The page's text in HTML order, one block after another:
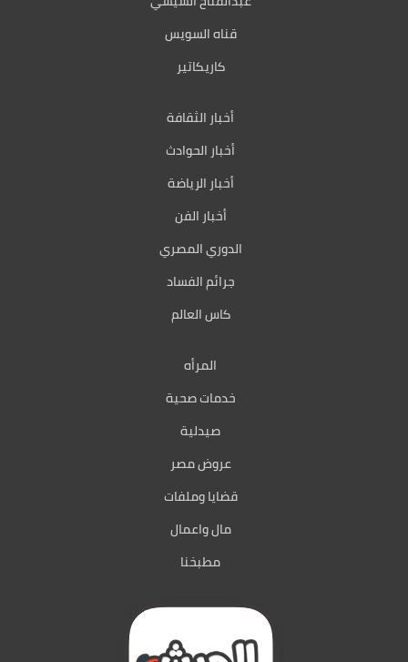
قناه السويس
كاريكاتير
أخبار الثقافة
أخبار الحوادث
أخبار الرياضة
أخبار الفن
الدوري المصري
جرائم الفساد
كاس العالم
المرأه
خدمات صحية
صيدلية
عروض مصر
قضايا وملفات
مال واعمال
مطبخنا